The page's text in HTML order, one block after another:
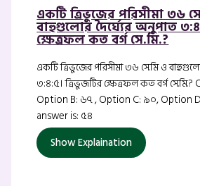
একটি ত্রিভুজের পরিসীমা ৩৬
বাহুগুলোর দৈর্ঘ্যের অনুপাত
ক্ষেত্রফল কত বর্গ সে.মি.?
একটি ত্রিভুজের পরিসীমা ৩৬ সে.মি ও
৩:৪:৫। ত্রিভুজটির ক্ষেত্রফল কত বর্গ
Option B: ৬৭ , Option C: ৯০, Option
answer is: ৫৪
Show Explaination